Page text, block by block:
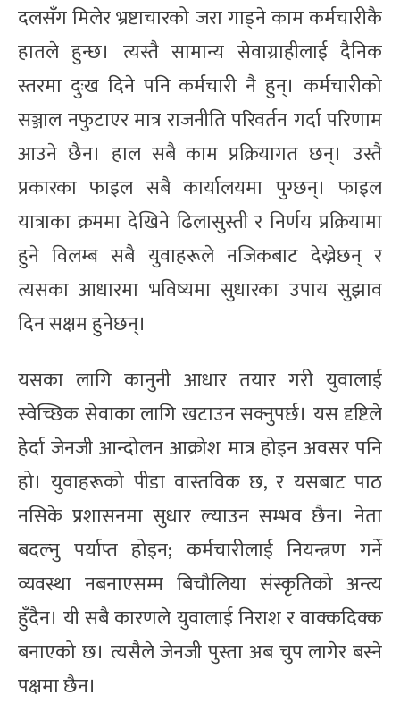
दलसँग मिलेर भ्रष्टाचारको जरा गाड्ने काम कर्मचारीकै
हातले हुन्छ। त्यस्तै सामान्य सेवाग्राहीलाई दैनिक
स्तरमा दुःख दिने पनि कर्मचारी नै हुन्। कर्मचारीको
सञ्जाल नफुटाएर मात्र राजनीति परिवर्तन गर्दा परिणाम
आउने छैन। हाल सबै काम प्रक्रियागत छन्। उस्तै
प्रकारका फाइल सबै कार्यालयमा पुग्छन्। फाइल
यात्राका क्रममा देखिने ढिलासुस्ती र निर्णय प्रक्रियामा
हुने विलम्ब सबै युवाहरूले नजिकबाट देख्नेछन् र
त्यसका आधारमा भविष्यमा सुधारका उपाय सुझाव
दिन सक्षम हुनेछन्।
यसका लागि कानुनी आधार तयार गरी युवालाई
स्वेच्छिक सेवाका लागि खटाउन सक्नुपर्छ। यस दृष्टिले
हेर्दा जेनजी आन्दोलन आक्रोश मात्र होइन अवसर पनि
हो। युवाहरूको पीडा वास्तविक छ, र यसबाट पाठ
नसिके प्रशासनमा सुधार ल्याउन सम्भव छैन। नेता
बदल्नु पर्याप्त होइन; कर्मचारीलाई नियन्त्रण गर्ने
व्यवस्था नबनाएसम्म बिचौलिया संस्कृतिको अन्त्य
हुँदैन। यी सबै कारणले युवालाई निराश र वाक्कदिक्क
बनाएको छ। त्यसैले जेनजी पुस्ता अब चुप लागेर बस्ने
पक्षमा छैन।